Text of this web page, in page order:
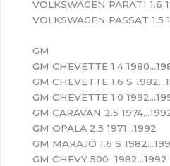
VOLKSWAGEN PARATI 1.6
VOLKSWAGEN PASSAT 1.5
GM
GM CHEVETTE 1.4
GM CHEVETTE 1.6 S
GM CHEVETTE 1.0
GM CARAVAN 2.5
GM OPALA 2.5 1971…1992
GM MARAJÓ 1.6 S
GM CHEVY 500 1982…1992